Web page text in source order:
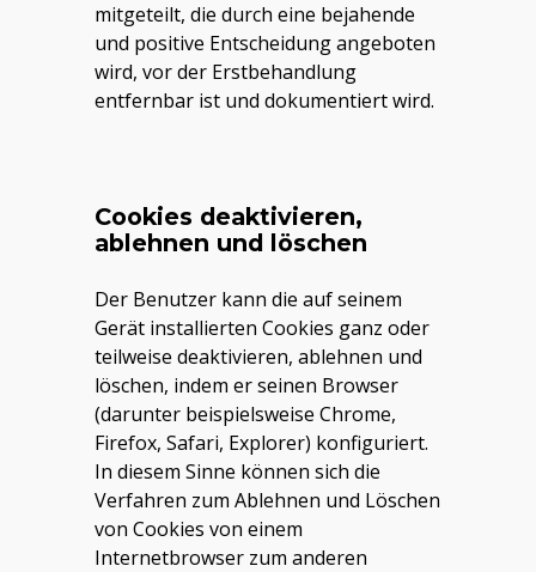
mitgeteilt, die durch eine bejahende
und positive Entscheidung angeboten
wird, vor der Erstbehandlung
entfernbar ist und dokumentiert wird.
Cookies deaktivieren,
ablehnen und löschen
Der Benutzer kann die auf seinem
Gerät installierten Cookies ganz oder
teilweise deaktivieren, ablehnen und
löschen, indem er seinen Browser
(darunter beispielsweise Chrome,
Firefox, Safari, Explorer) konfiguriert.
In diesem Sinne können sich die
Verfahren zum Ablehnen und Löschen
von Cookies von einem
Internetbrowser zum anderen